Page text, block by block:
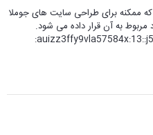
ممکنه برای طراحی سایت های جوملا
مربوط به آن قرار داده می شود.
:auizz3ffy9vla57584x:13::j58r36j3gcr4suxymup:1::a2d3::a2d3: